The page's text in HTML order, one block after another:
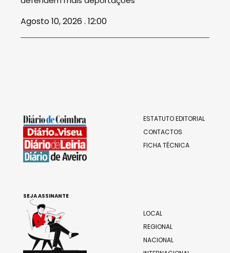
Agosto 10, 2026 . 12:00
ESTATUTO EDITORIAL
CONTACTOS
FICHA TÉCNICA
LOCAL
REGIONAL
NACIONAL
SEJA ASSINANTE